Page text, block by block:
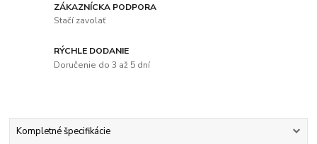
ZÁKAZNÍCKA PODPORA
Stačí zavolať
RÝCHLE DODANIE
Doručenie do 3 až 5 dní
Kompletné špecifikácie